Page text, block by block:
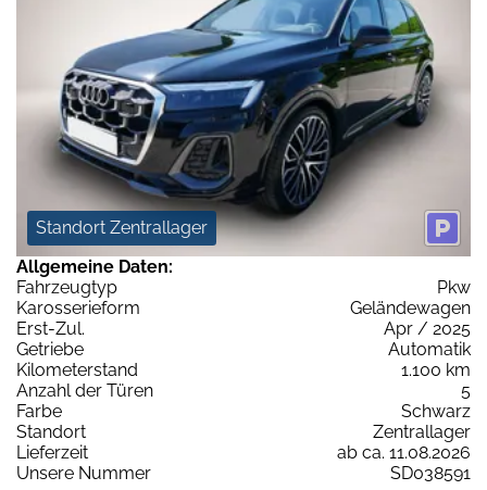
Standort Zentrallager
Allgemeine Daten:
Fahrzeugtyp
Pkw
Karosserieform
Geländewagen
Erst-Zul.
Apr / 2025
Getriebe
Automatik
Kilometerstand
1.100 km
Anzahl der Türen
5
Farbe
Schwarz
Standort
Zentrallager
Lieferzeit
ab ca. 11.08.2026
Unsere Nummer
SD038591